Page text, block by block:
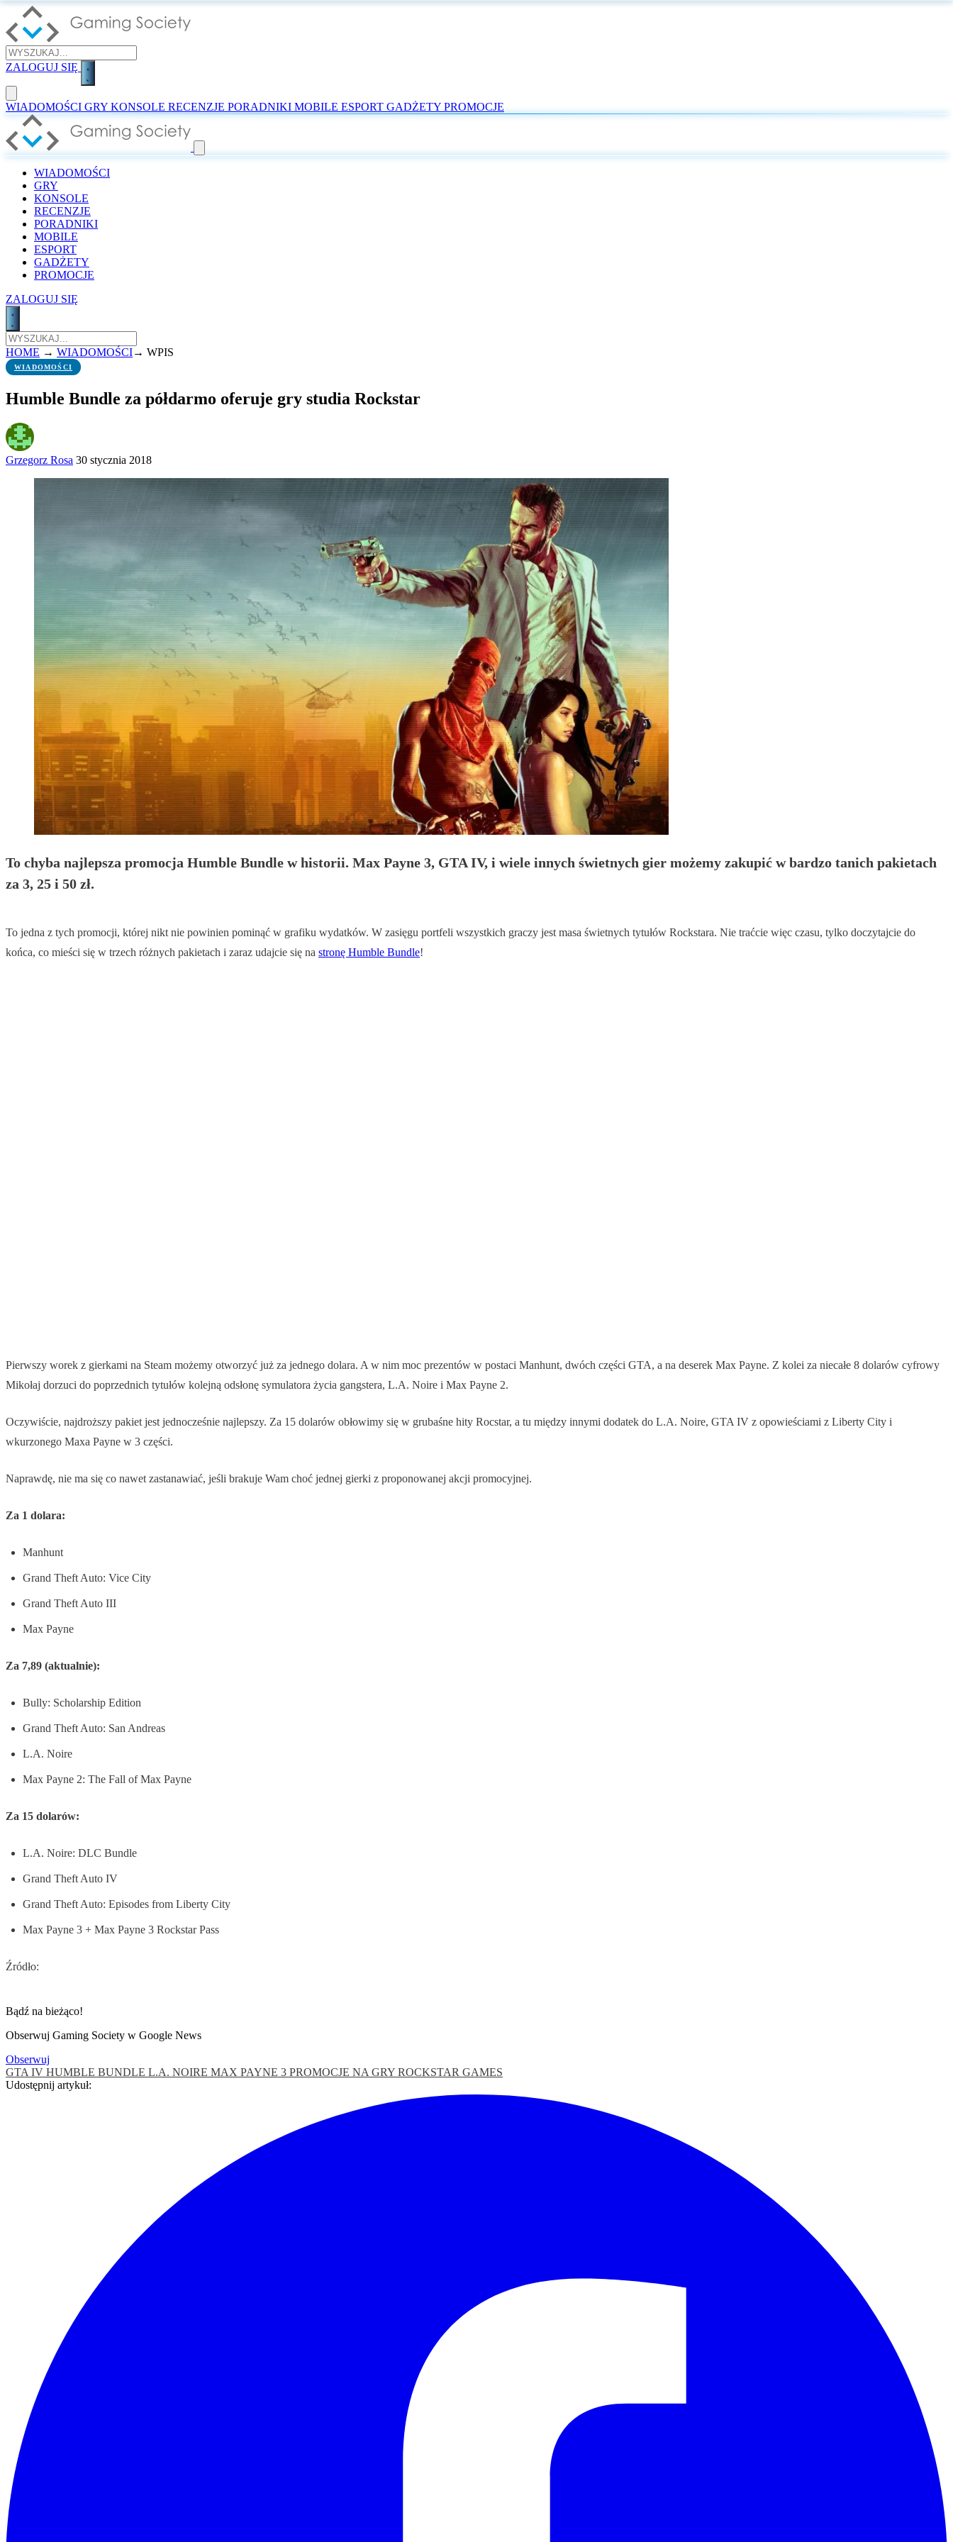
ZALOGUJ SIĘ
WIADOMOŚCI GRY KONSOLE RECENZJE PORADNIKI MOBILE ESPORT GADŻETY PROMOCJE
WIADOMOŚCI
GRY
KONSOLE
RECENZJE
PORADNIKI
MOBILE
ESPORT
GADŻETY
PROMOCJE
ZALOGUJ SIĘ
HOME → WIADOMOŚCI→ WPIS
WIADOMOŚCI
Humble Bundle za półdarmo oferuje gry studia Rockstar
Grzegorz Rosa 30 stycznia 2018
To chyba najlepsza promocja Humble Bundle w historii. Max Payne 3, GTA IV, i wiele innych świetnych gier możemy zakupić w bardzo tanich pakietach
za 3, 25 i 50 zł.
To jedna z tych promocji, której nikt nie powinien pominąć w grafiku wydatków. W zasięgu portfeli wszystkich graczy jest masa świetnych tytułów Rockstara. Nie traćcie więc czasu, tylko doczytajcie do
końca, co mieści się w trzech różnych pakietach i zaraz udajcie się na stronę Humble Bundle!
Pierwszy worek z gierkami na Steam możemy otworzyć już za jednego dolara. A w nim moc prezentów w postaci Manhunt, dwóch części GTA, a na deserek Max Payne. Z kolei za niecałe 8 dolarów cyfrowy
Mikołaj dorzuci do poprzednich tytułów kolejną odsłonę symulatora życia gangstera, L.A. Noire i Max Payne 2.
Oczywiście, najdroższy pakiet jest jednocześnie najlepszy. Za 15 dolarów obłowimy się w grubaśne hity Rocstar, a tu między innymi dodatek do L.A. Noire, GTA IV z opowieściami z Liberty City i
wkurzonego Maxa Payne w 3 części.
Naprawdę, nie ma się co nawet zastanawiać, jeśli brakuje Wam choć jednej gierki z proponowanej akcji promocyjnej.
Za 1 dolara:
Manhunt
Grand Theft Auto: Vice City
Grand Theft Auto III
Max Payne
Za 7,89 (aktualnie):
Bully: Scholarship Edition
Grand Theft Auto: San Andreas
L.A. Noire
Max Payne 2: The Fall of Max Payne
Za 15 dolarów:
L.A. Noire: DLC Bundle
Grand Theft Auto IV
Grand Theft Auto: Episodes from Liberty City
Max Payne 3 + Max Payne 3 Rockstar Pass
Źródło:
Bądź na bieżąco!
Obserwuj Gaming Society w Google News
Obserwuj
GTA IV HUMBLE BUNDLE L.A. NOIRE MAX PAYNE 3 PROMOCJE NA GRY ROCKSTAR GAMES
Udostępnij artykuł: